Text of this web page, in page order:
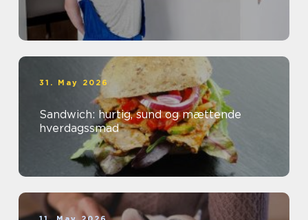
31. May 2026
Sandwich: hurtig, sund og mættende
hverdagssmad